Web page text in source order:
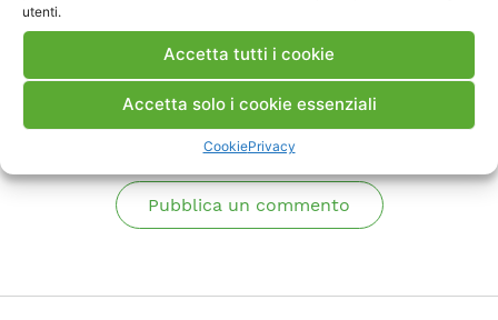
utenti.
Accetta tutti i cookie
Accetta solo i cookie essenziali
CookiePrivacy
Scarica Rapporto
Commenti
Pubblica un commento